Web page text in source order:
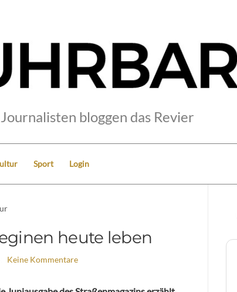
Journalisten bloggen das Revier
Sport Login
heute leben
Keine Kommentare